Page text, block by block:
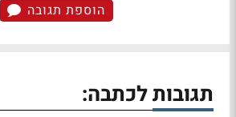
הוספת תגובה
תגובות לכתבה: